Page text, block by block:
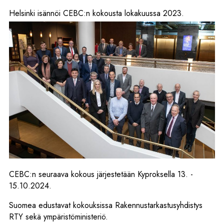
Helsinki isännöi CEBC:n kokousta lokakuussa 2023.
CEBC:n seuraava kokous järjestetään Kyproksella 13. -
15.10.2024.
Suomea edustavat kokouksissa Rakennustarkastusyhdistys
RTY sekä ympäristöministeriö.